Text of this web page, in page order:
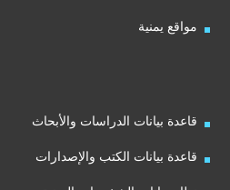
مواقع يمنية
قاعدة بيانات الدراسات والأبحاث
قاعدة بيانات الكتب والإصدارات